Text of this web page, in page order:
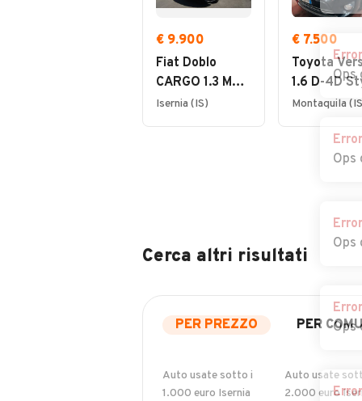
€ 9.900
Fiat Doblo
CARGO 1.3 MJT
16v 95cv E6
Isernia (IS)
€ 7.500
Toyota
1.6 D-4D
Montaquila
Cerca altri risultati
PER PREZZO PER
Auto usate sotto i
1.000 euro Isernia
Auto usate
2.000 euro
Error
Ops
Error
Ops
Error
Ops
Error
Ops
Error